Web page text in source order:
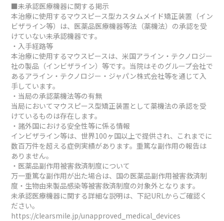
■未承認医療機器に関する掲示
本治療に使用するマウスピース型カスタムメイド矯正装置（イン
ビザライン等）は、医薬品医療機器等法（薬機法）の承認を受
けていない未承認機器です。
・入手経路等
本治療に使用するマウスピースは、米国アライン・テクノロジー
社の製品（インビザライン）等です。当院はそのグループ会社で
あるアライン・テクノロジー・ジャパン株式会社等を通じて入
手しています。
・当局の承認薬機法等の有無
当局においてマウスピース型矯正装置として薬機法の承認を受
けているものは存在します。
・諸外国における安全性等に係る情報
インビザライン等は、世界100ヶ国以上で提供され、これまでに
数百万件を超える症例実績があります。重篤な副作用の報告は
ありません。
・医薬品副作用被害救済制度について
万一重篤な副作用が出た場合は、国の医薬品副作用被害救済制
度・生物由来製品感染等被害救済制度の対象外となります。
未承認医療機器に関する詳細な説明は、下記URLからご確認く
ださい。
https://clearsmile.jp/unapproved_medical_devices